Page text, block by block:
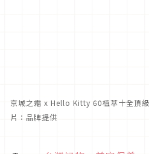
京城之霜 x Hello Kitty 60植萃十全頂
片：品牌提供